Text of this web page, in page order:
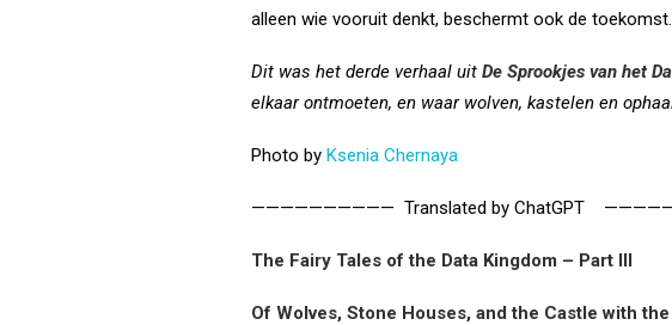
alleen wie vooruit denkt, beschermt ook de toekomst.
Dit was het derde verhaal uit De Sprookjes van het
elkaar ontmoeten, en waar wolven, kastelen en
Photo by Ksenia Chernaya
—————————— Translated by ChatGPT
The Fairy Tales of the Data Kingdom – Part III
Of Wolves, Stone Houses, and the Castle with